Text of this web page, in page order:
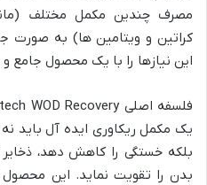
کراتین و ویتامین ها) به صورت
این نیازها را با یک محصول جامع و
یک مکمل ریکاوری ایده آل باید
بلکه خستگی را کاهش دهد، ذخایر